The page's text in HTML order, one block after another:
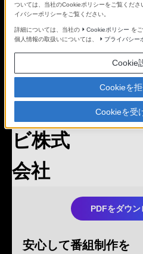
事例紹
介
ケーブ
ビ株式
会社
PDFをダウン
安心して番組制作を
ついては、当社のCookieポリシーをご覧くだ
イバシーポリシーをご覧ください。
詳細については、当社の Cookieポリシー を
個人情報の取扱いについては、
プライバシー
Cookie
Cookieを
Cookieを受